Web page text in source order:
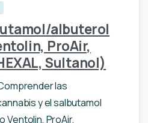
albuterol
ProAir,
Sultanol)
las
y el salbutamol
Ventolin, ProAir,